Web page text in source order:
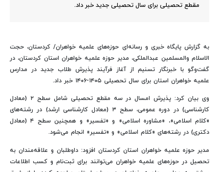
مقطع تحصیلی برای سال تحصیلی جدید خبر داد.
به گزارش پایگاه خبری و رسانه‌ای حوزه‌های علمیه خواهران/ کردستان، حجت
الاسلام والمسلمین عبدالملکی، مدیر حوزه علمیه خواهران استان کردستان، در
گفت‌وگو با خبرنگار تسنیم از آغاز فرآیند پذیرش طلاب جدید در مدارس
علمیه خواهران استان برای سال تحصیلی ۱۴۰۵-۱۴۰۶ خبر داد.
وی بیان کرد: پذیرش امسال در سه مقطع تحصیلی شامل سطح ۲ (معادل
کارشناسی) در دوره عمومی، سطح ۳ (معادل کارشناسی ارشد) در رشته‌های
«کلام اسلامی»، «مشاوره اسلامی» و «تفسیر» و همچنین سطح ۴ (معادل
دکتری) در رشته‌های «کلام اسلامی» و «تفسیر» انجام می‌شود.
مدیر حوزه علمیه خواهران استان کردستان افزود: داوطلبان و علاقه‌مندان به
تحصیل در حوزه‌های علمیه خواهران می‌توانند برای ثبت‌نام و کسب اطلاعات